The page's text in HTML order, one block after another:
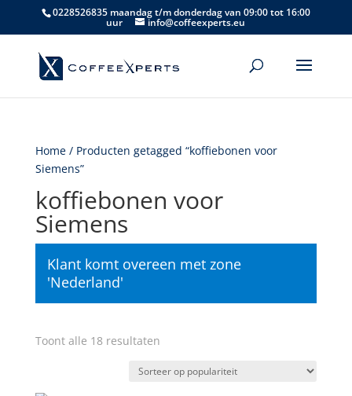
0228526835 maandag t/m donderdag van 09:00 tot 16:00
uur info@coffeexperts.eu
Home/ Producten getagged “koffiebonen voor
Siemens”
koffiebonen voor
Siemens
Klant komt overeen met zone
'Nederland'
Toont alle 18 resultatenGesorteerd
populariteit